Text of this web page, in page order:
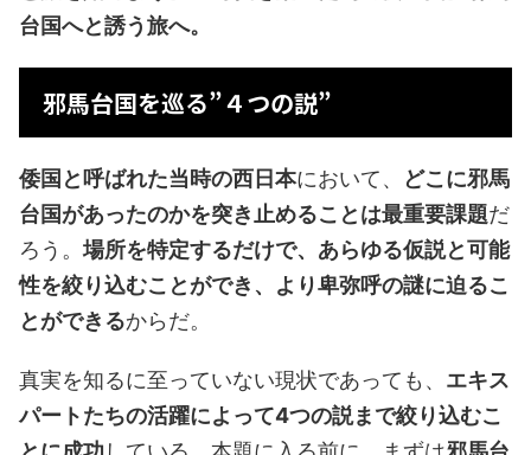
台国へと誘う旅へ。
邪馬台国を巡る”４つの説”
倭国と呼ばれた当時の西日本において、
どこに邪馬
台国があったのかを突き止めることは最重要課題だ
ろう。場所を特定するだけで、あらゆる仮説と可能
性を絞り込むことができ、より卑弥呼の謎に迫るこ
とができるからだ。
真実を知るに至っていない現状であっても、 エキス
パートたちの活躍によって4つの説まで絞り込むこ